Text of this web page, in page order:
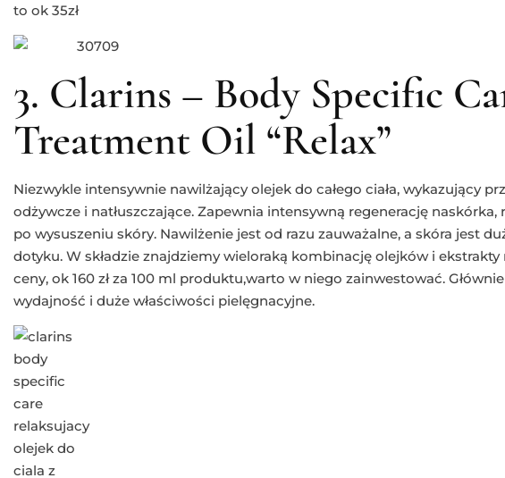
to ok 35zł
3. Clarins – Body Specific
Treatment Oil “Relax”
Niezwykle intensywnie nawilżający olejek do całego ciała, wykazujący
odżywcze i natłuszczające. Zapewnia intensywną regenerację
po wysuszeniu skóry. Nawilżenie jest od razu zauważalne, a skóra jest
dotyku. W składzie znajdziemy wieloraką kombinację olejków i
ceny, ok 160 zł za 100 ml produktu,warto w niego zainwestować.
wydajność i duże właściwości pielęgnacyjne.